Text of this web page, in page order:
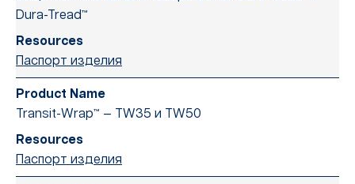
Dura-Tread™
Паспорт изделия
Transit-Wrap™ — TW35 и TW50
Паспорт изделия